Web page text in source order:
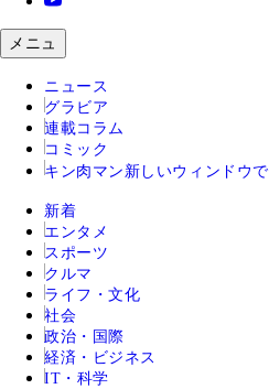
メニュ
ニュース
グラビア
連載コラム
コミック
キン肉マン 新しいウィンドウで
新着
エンタメ
スポーツ
クルマ
ライフ・文化
社会
政治・国際
経済・ビジネス
IT・科学